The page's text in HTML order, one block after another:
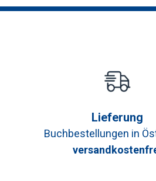
Lieferung
Buchbestellungen in